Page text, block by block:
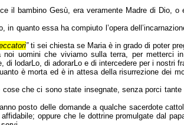
il bambino Gesù, era veramente Madre di Dio, o
quanto essa ha compiuto l’opera
”ti sei chiesta se Maria è in grado di poter
uomini che viviamo sulla terra, per metterci
lodarLo, di adorarLo e di intercedere per i nostri
è morta ed è in attesa della risurrezione dei
che ci sono state insegnate, senza porci
posto delle domande a qualche sacerdote
oppure che le dottrine promulgate dal